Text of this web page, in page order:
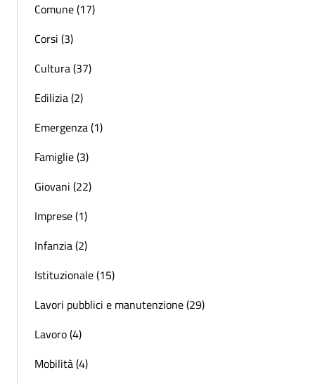
Comune (17)
Corsi (3)
Cultura (37)
Edilizia (2)
Emergenza (1)
Famiglie (3)
Giovani (22)
Imprese (1)
Infanzia (2)
Istituzionale (15)
Lavori pubblici e manutenzione (29)
Lavoro (4)
Mobilità (4)